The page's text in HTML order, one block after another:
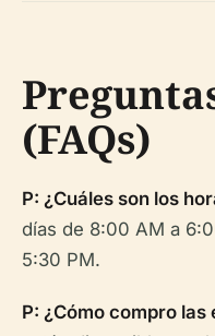
(FAQs)
P: ¿Cuáles son los
días de 8:00 AM a
5:30 PM.
P: ¿Cómo compro las